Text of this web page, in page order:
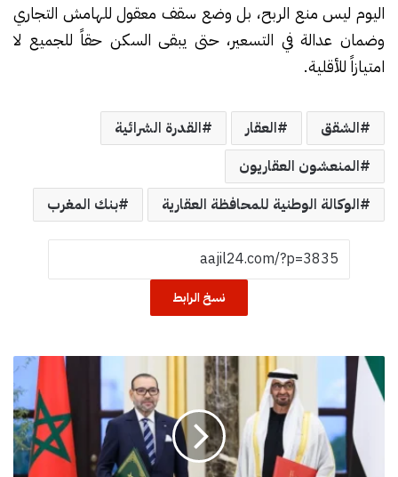
اليوم ليس منع الربح، بل وضع سقف معقول للهامش التجاري
وضمان عدالة في التسعير، حتى يبقى السكن حقاً للجميع لا
امتيازاً للأقلية.
الشقق العقار
القدرة الشرائية
المنعشون العقاريون
الوكالة الوطنية للمحافظة العقارية
بنك المغرب
نسخ الرابط
إ